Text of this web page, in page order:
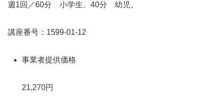
週1回／60分 小学生、40分 幼児。
講座番号：1599-01-12
事業者提供価格
21,270円